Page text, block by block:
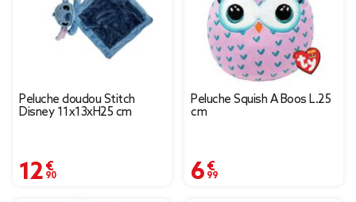
Peluche doudou Stitch
Disney 11x13xH25 cm
12,90 €
Peluche Squish A Boos L.25
cm
6,99 €